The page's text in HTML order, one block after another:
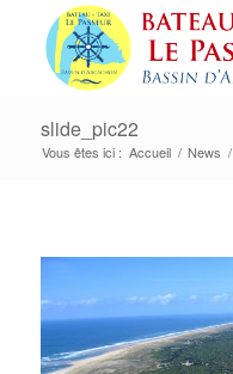
slide_pic22
Vous êtes ici : Accueil / News /